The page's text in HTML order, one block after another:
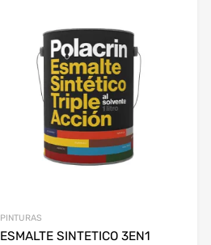
PINTURAS
ESMALTE SINTETICO 3EN1